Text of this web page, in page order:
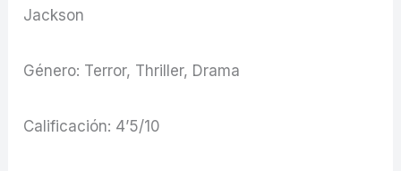
Jackson
Género: Terror, Thriller, Drama
Calificación: 4’5/10